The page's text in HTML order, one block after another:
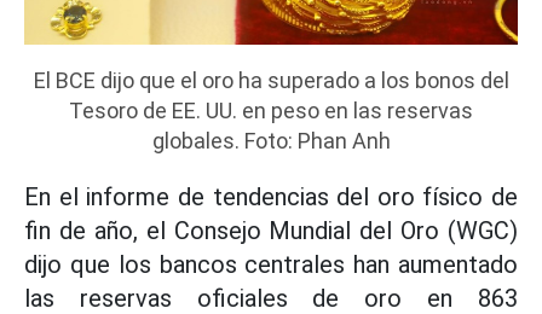
El BCE dijo que el oro ha superado a los bonos del
Tesoro de EE. UU. en peso en las reservas
globales. Foto: Phan Anh
En el informe de tendencias del oro físico de
fin de año, el Consejo Mundial del Oro (WGC)
dijo que los bancos centrales han aumentado
las reservas oficiales de oro en 863